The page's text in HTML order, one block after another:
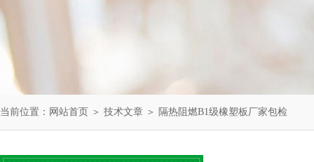
当前位置： 网站首页 ＞ 技术文章 ＞ 隔热阻燃B1级橡塑板厂家包检